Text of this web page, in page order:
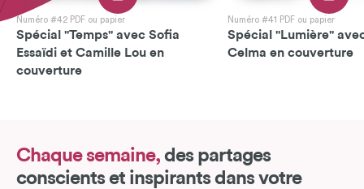
Numéro #42 PDF ou papier
Spécial "Temps" avec Sofia
Essaïdi et Camille Lou en
couverture
Numéro #41 PDF ou papier
Spécial "Lumière"
Celma en couverture
Chaque semaine, des partages
conscients et inspirants dans votre